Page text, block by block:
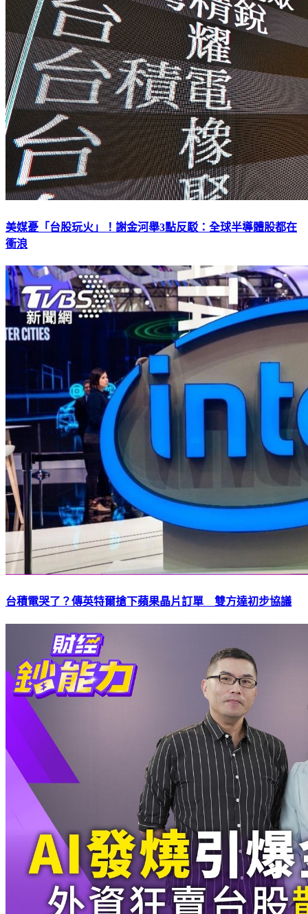
美媒憂「台股玩火」！謝金河舉3點反駁：全球半導體股都在
衝浪
台積電哭了？傳英特爾搶下蘋果晶片訂單 雙方達初步協議